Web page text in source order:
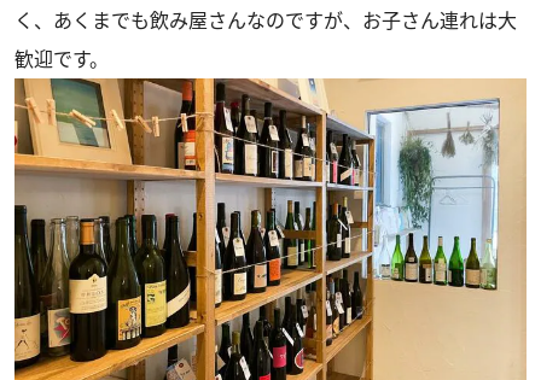
く、あくまでも飲み屋さんなのですが、お子さん連れは大
歓迎です。